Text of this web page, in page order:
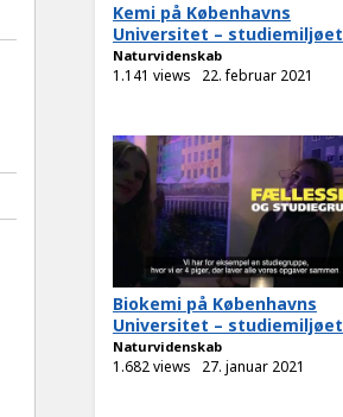
Kemi på Københavns
Universitet – studiemiljøet
Naturvidenskab
1.141 views 22. februar 2021
Biokemi på Københavns
Universitet – studiemiljøet
Naturvidenskab
1.682 views 27. januar 2021